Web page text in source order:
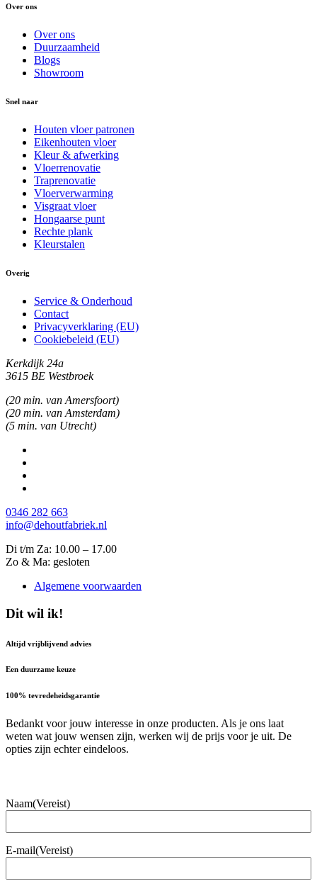
Over ons
Over ons
Duurzaamheid
Blogs
Showroom
Snel naar
Houten vloer patronen
Eikenhouten vloer
Kleur & afwerking
Vloerrenovatie
Traprenovatie
Vloerverwarming
Visgraat vloer
Hongaarse punt
Rechte plank
Kleurstalen
Overig
Service & Onderhoud
Contact
Privacyverklaring (EU)
Cookiebeleid (EU)
Kerkdijk 24a
3615 BE Westbroek
(20 min. van Amersfoort)
(20 min. van Amsterdam)
(5 min. van Utrecht)
0346 282 663
info@dehoutfabriek.nl
Di t/m Za: 10.00 – 17.00
Zo & Ma: gesloten
Algemene voorwaarden
Dit wil ik!
Altijd vrijblijvend advies
Een duurzame keuze
100% tevredeheidsgarantie
Bedankt voor jouw interesse in onze producten. Als je ons laat
weten wat jouw wensen zijn, werken wij de prijs voor je uit. De
opties zijn echter eindeloos.
Naam(Vereist)
E-mail(Vereist)